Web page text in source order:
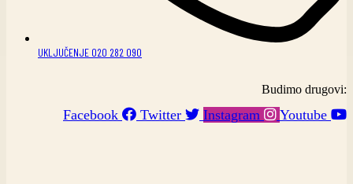
UKLJUČENJE 020 282 090
Budimo drugovi:
Facebook Twitter Instagram Youtube